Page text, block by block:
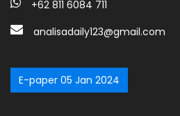
+62 811 6084 711
analisadaily123@gmail.com
E-paper 05 Jan 2024